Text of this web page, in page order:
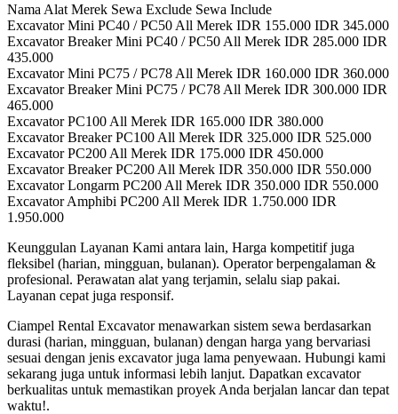
Nama Alat Merek Sewa Exclude Sewa Include
Excavator Mini PC40 / PC50 All Merek IDR 155.000 IDR 345.000
Excavator Breaker Mini PC40 / PC50 All Merek IDR 285.000 IDR
435.000
Excavator Mini PC75 / PC78 All Merek IDR 160.000 IDR 360.000
Excavator Breaker Mini PC75 / PC78 All Merek IDR 300.000 IDR
465.000
Excavator PC100 All Merek IDR 165.000 IDR 380.000
Excavator Breaker PC100 All Merek IDR 325.000 IDR 525.000
Excavator PC200 All Merek IDR 175.000 IDR 450.000
Excavator Breaker PC200 All Merek IDR 350.000 IDR 550.000
Excavator Longarm PC200 All Merek IDR 350.000 IDR 550.000
Excavator Amphibi PC200 All Merek IDR 1.750.000 IDR
1.950.000
Keunggulan Layanan Kami antara lain, Harga kompetitif juga
fleksibel (harian, mingguan, bulanan). Operator berpengalaman &
profesional. Perawatan alat yang terjamin, selalu siap pakai.
Layanan cepat juga responsif.
Ciampel Rental Excavator menawarkan sistem sewa berdasarkan
durasi (harian, mingguan, bulanan) dengan harga yang bervariasi
sesuai dengan jenis excavator juga lama penyewaan. Hubungi kami
sekarang juga untuk informasi lebih lanjut. Dapatkan excavator
berkualitas untuk memastikan proyek Anda berjalan lancar dan tepat
waktu!.